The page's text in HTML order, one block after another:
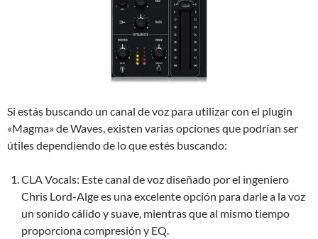
Si estás buscando un canal de voz para utilizar con el plugin
«Magma» de Waves, existen varias opciones que podrían ser
útiles dependiendo de lo que estés buscando:
CLA Vocals: Este canal de voz diseñado por el ingeniero
Chris Lord-Alge es una excelente opción para darle a la voz
un sonido cálido y suave, mientras que al mismo tiempo
proporciona compresión y EQ.